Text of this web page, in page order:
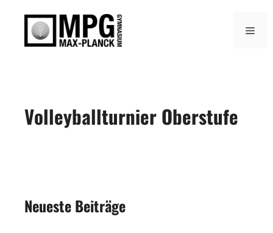
springen
Volleyballturnier Oberstufe
Neueste Beiträge